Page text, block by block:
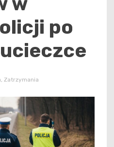
po
Zatrzymania